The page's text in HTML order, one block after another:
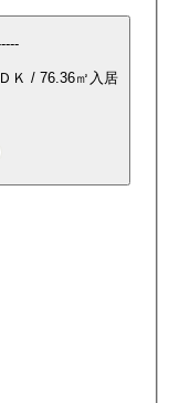
Ｋ / 76.36㎡ 入居